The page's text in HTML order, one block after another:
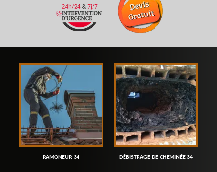
RAMONEUR 34 DÉBISTRAGE DE CHEMINÉE 34